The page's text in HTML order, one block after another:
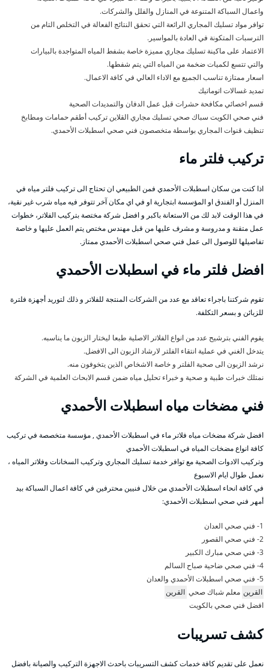
واعمال السباكة المتنوعة في المنازل والفلل والشركات.
توافر مواد تسليك المجاري الرائعة التي تحقق النتائج الفعالة في التخلص التام من
الترسبات المتكونة في العادة بالمواسير.
الاعتماد على ماكينة تسليك مجاري مميزة خاصة بشفط المياه المتواجدة بالبيارات
والتي تتسع لكميات ضخمة من المياه التي يتم شفطها.
اسعار ممتازة تناسب الجميع مع الاداء العالي في كافة الاعمال.
تمديد غسالات اتوماتيك
قسم اخصائي مكافحة حشرات قبل عمل الدفان والتمديدات الصحية
فني صحي الكويت سباك صحي تسليك مجاري القلاين تركيب أطقم حمامات ومطابخ
تنظيف قنوات المجاري بواسطة متخصصون فني صحي اسطبلات الأحمدي.
تركيب فلتر ماء
اذا كنت من سكان اسطبلات الأحمدي فمن الطبيعي ان تحتاج الى تركيب فلتر مياه في
المنزل أو الفندق او المؤسسة ابتجارية او في اي مكان آخر تتوفر فيه مياه شرب غير نقية،
في هذا الوقت لابد لك من الاستعانة باكبر و افضل شركة مختصة بتركيب الفلاتر، خطوات
عمل متقنة و مدروسة و مشرف عليها من قبل مهندس مختص يتم العمل عليها و خاصة
تفاصيلها للوصول الى عمل فني صحي اسطبلات الأحمدي ممتاز.
افضل فلتر ماء في اسطبلات الأحمدي
تقوم شركتنا باجراء تعاقد مع عدد من الشركات المنتجة للفلاتر و ذلك لتوريد أجهزة فلترة
للزبائن و بسعر التكلفة.
يقوم الفني بترشيح عدد من انواع الفلاتر الاصلية طبعا ليختار الزبون ما يناسبه.
يتدخل الغني في عملية انتقاء الفلتر لارشاد الزبون الى الافضل.
نرشد الزبون الى صحية الفلتر و خاصة الاشخاص الذين يتخوفون منه.
نمتلك خبرات طبية و صحية و خبراء تحليل مياه ضمن قسم الابحاث العلمية في الشركة
فني مضخات مياه اسطبلات الأحمدي
افضل شركة مضخات مياه فلاتر ماء في اسطبلات الأحمدي , مؤسسة متخصصة في تركيب
كافة انواع مضخات المياه في اسطبلات الأحمدي
وتركيب الادوات الصحية مع توافر خدمة تسليك المجاري وتركيب السخانات وفلاتر المياه ،
نعمل طوال ايام الاسبوع
في كافة انحاء اسطبلات الأحمدي من خلال فنيين محترفين في كافة اعمال السباكة بيد
أمهر فني صحي اسطبلات الأحمدي:
1- فني صحي العدان
2- فني صحي القصور
3- فني صحي مبارك الكبير
4- فني صحي ضاحية صباح السالم
5- فني صحي اسطبلات الأحمدي والعدان
القرين معلم شباك صحي القرين
افضل فني صحي بالكويت
كشف تسريبات
نعمل على تقديم كافة خدمات كشف التسريبات باحدث الاجهزة التركيب والصيانة بافضل